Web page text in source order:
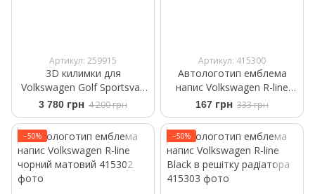
Артикул: 259915
3D килимки для
Volkswagen Golf Sportsvan
2014-2020 Frogum Proline
3D409798
3 780 грн 4 200 грн
Артикул: 415300
Автологотип емблема
напис Volkswagen R-line
червоний хром
167 грн 333 грн
−50% −50%